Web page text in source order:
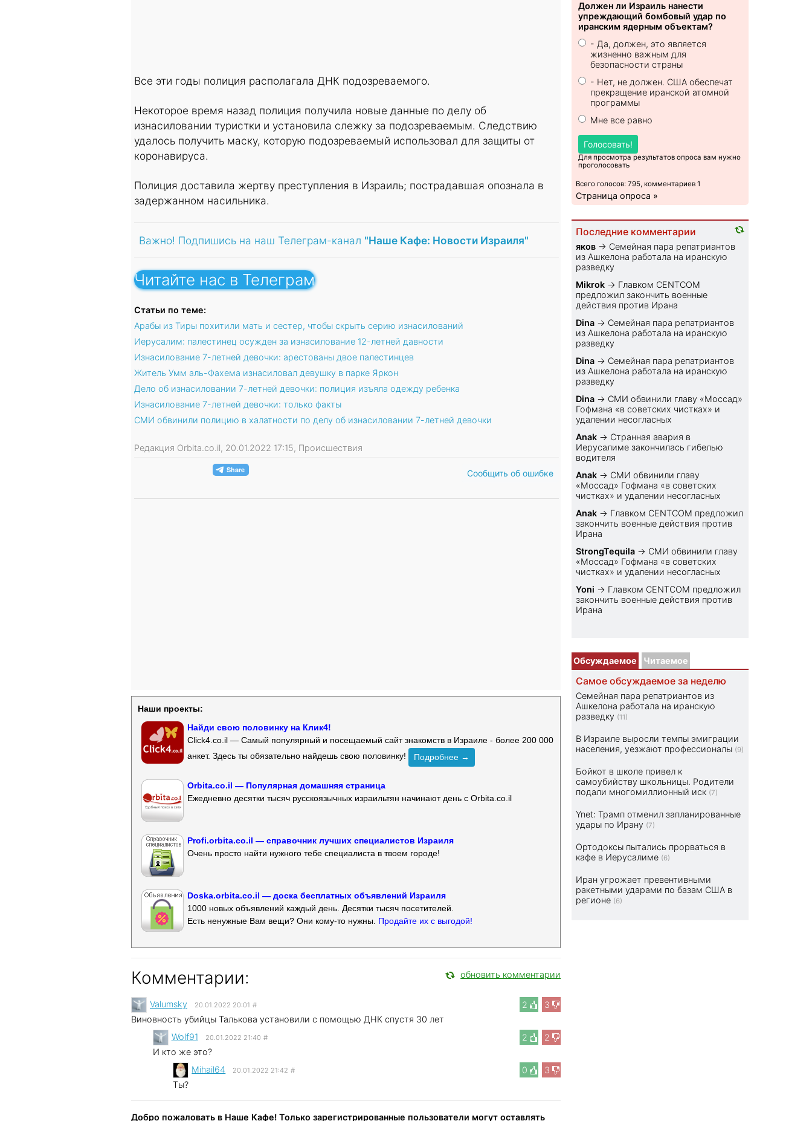
Все эти годы полиция располагала ДНК подозреваемого.
Некоторое время назад полиция получила новые данные по делу об
изнасиловании туристки и установила слежку за подозреваемым. Следствию
удалось получить маску, которую подозреваемый использовал для защиты от
коронавируса.
Полиция доставила жертву преступления в Израиль; пострадавшая опознала в
задержанном насильника.
Важно! Подпишись на наш Телеграм-канал "Наше Кафе: Новости Израиля"
Читайте нас в Телеграм
Статьи по теме:
Арабы из Тиры похитили мать и сестер, чтобы скрыть серию изнасилований
Иерусалим: палестинец осужден за изнасилование 12-летней давности
Изнасилование 7-летней девочки: арестованы двое палестинцев
Житель Умм аль-Фахема изнасиловал девушку в парке Яркон
Дело об изнасиловании 7-летней девочки: полиция изъяла одежду ребенка
Изнасилование 7-летней девочки: только факты
СМИ обвинили полицию в халатности по делу об изнасиловании 7-летней девочки
Редакция Orbita.co.il, 20.01.2022 17:15, Происшествия
Сообщить об ошибке
Наши проекты:
Найди свою половинку на Клик4!
Click4.co.il — Самый популярный и посещаемый сайт знакомств в Израиле - более 200 000
анкет. Здесь ты обязательно найдешь свою половинку!
Подробнее →
Orbita.co.il — Популярная домашняя страница
Ежедневно десятки тысяч русскоязычных израильтян начинают день с Orbita.co.il
Profi.orbita.co.il — справочник лучших специалистов Израиля
Очень просто найти нужного тебе специалиста в твоем городе!
Doska.orbita.co.il — доска бесплатных объявлений Израиля
1000 новых объявлений каждый день. Десятки тысяч посетителей.
Есть ненужные Вам вещи? Они кому-то нужны. Продайте их с выгодой!
Комментарии: обновить комментарии
2 3
Valumsky 20.01.2022 20:01 #
Виновность убийцы Талькова установили с помощью ДНК спустя 30 лет
2
2
Wolf91 20.01.2022 21:40 #
И кто же это?
0
3
Mihail64 20.01.2022 21:42 #
Ты?
Добро пожаловать в Наше Кафе! Только зарегистрированные пользователи могут оставлять
Должен ли Израиль нанести
упреждающий бомбовый удар по
иранским ядерным объектам?
- Да, должен, это является
жизненно важным для
безопасности страны
- Нет, не должен. США обеспечат
прекращение иранской атомной
программы
Мне все равно
Голосовать!
Для просмотра результатов опроса вам нужно
проголосовать
Всего голосов: 795, комментариев 1
Страница опроса »
Последние комментарии
яков → Семейная пара репатриантов
из Ашкелона работала на иранскую
разведку
Mikrok → Главком CENTCOM
предложил закончить военные
действия против Ирана
Dina → Семейная пара репатриантов
из Ашкелона работала на иранскую
разведку
Dina → Семейная пара репатриантов
из Ашкелона работала на иранскую
разведку
Dina → СМИ обвинили главу «Моссад»
Гофмана «в советских чистках» и
удалении несогласных
Anak → Странная авария в
Иерусалиме закончилась гибелью
водителя
Anak → СМИ обвинили главу
«Моссад» Гофмана «в советских
чистках» и удалении несогласных
Anak → Главком CENTCOM предложил
закончить военные действия против
Ирана
StrongTequila → СМИ обвинили главу
«Моссад» Гофмана «в советских
чистках» и удалении несогласных
Yoni → Главком CENTCOM предложил
закончить военные действия против
Ирана
Обсуждаемое Читаемое
Самое обсуждаемое за неделю
Семейная пара репатриантов из
Ашкелона работала на иранскую
разведку (11)
В Израиле выросли темпы эмиграции
населения, уезжают профессионалы (9)
Бойкот в школе привел к
самоубийству школьницы. Родители
подали многомиллионный иск (7)
Ynet: Трамп отменил запланированные
удары по Ирану (7)
Ортодоксы пытались прорваться в
кафе в Иерусалиме (6)
Иран угрожает превентивными
ракетными ударами по базам США в
регионе (6)